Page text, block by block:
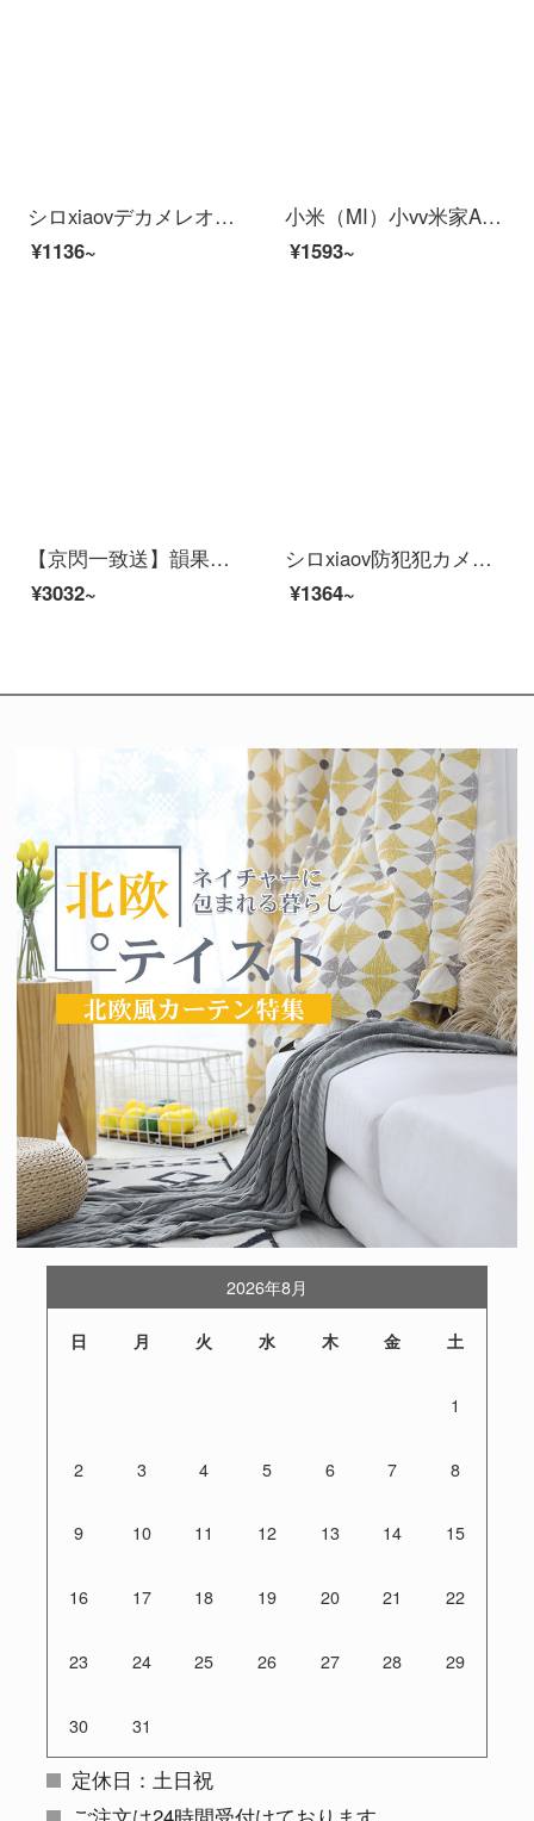
シロxiaovデカメレオン監視HD無料配線360°パノラマ防犯人カメラはすでに米家ap xiaovビディオカメラA 1+礼包に接続されています。
¥1136~
小米（MI）小vv米家APPカメラインテリジー乳児監視器ワイヤレスワイファイリモトで赤ちゃん保護器モニタイ監視泣き声警報防止カミラ小米家xiaovレイン赤ちゃん保護器+16 Gメモリ
¥1593~
【京閃一致送】韻果小米生態xiaovラインライン2 K防犯カミュ家アプリパノラ300万HDワイヤwifi家庭遠64 Gメモリ
¥3032~
シロxiaov防犯犯カメレオンカメラでは、家庭用モニスティックワイファイ室外外防尘防水连斯ホリモトでHD夜视家庭用モニルタワイヤワイファイが表示されます。
¥1364~
2026年8月
日 月 火 水 木 金 土
1
2 3 4 5 6 7 8
9 10 11 12 13 14 15
16 17 18 19 20 21 22
23 24 25 26 27 28 29
30 31
定休日：土日祝